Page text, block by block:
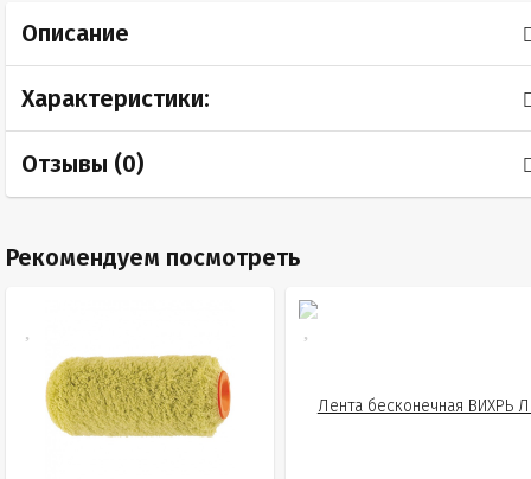
Описание
Характеристики:
Отзывы (0)
Рекомендуем посмотреть